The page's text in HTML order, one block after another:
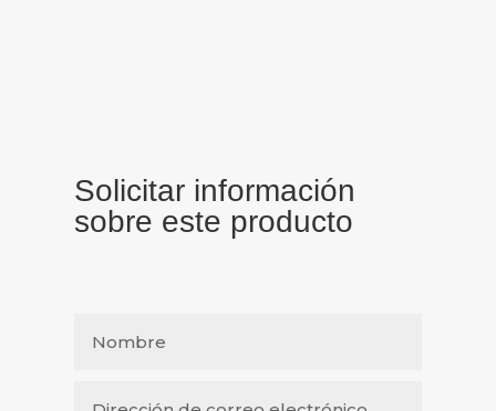
Solicitar información
sobre este producto